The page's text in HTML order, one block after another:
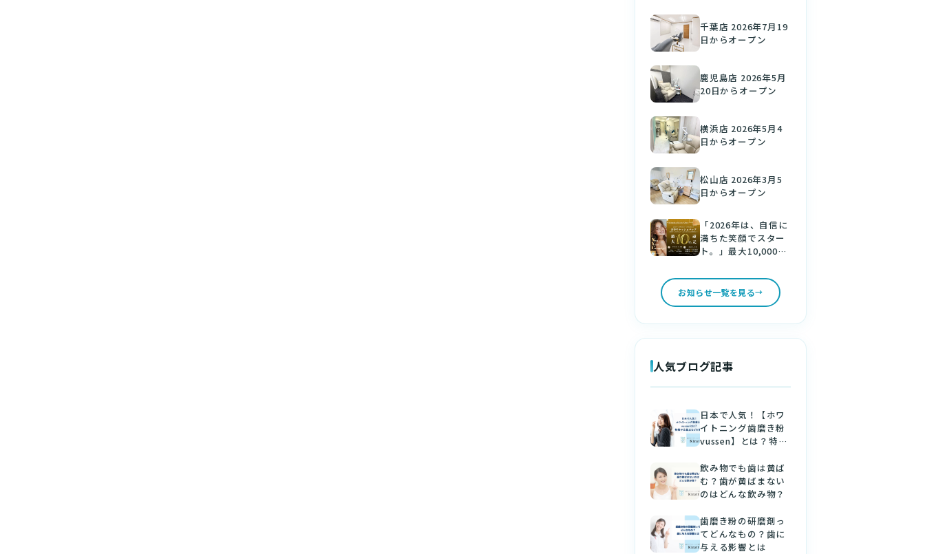
千葉店 2026年7月19
日からオープン
鹿児島店 2026年5月
20日からオープン
横浜店 2026年5月4
日からオープン
松山店 2026年3月5
日からオープン
「2026年は、自信に
満ちた笑顔でスター
ト。」最大10,000円
新しい年は、美しい
白い歯で。
お知らせ一覧を見る
人気ブログ記事
日本で人気！【ホワ
イトニング歯磨き粉
vussen】とは？特徴
飲み物でも歯は黄ば
む？歯が黄ばまない
のはどんな飲み物？
歯磨き粉の研磨剤っ
てどんなもの？歯に
与える影響とは